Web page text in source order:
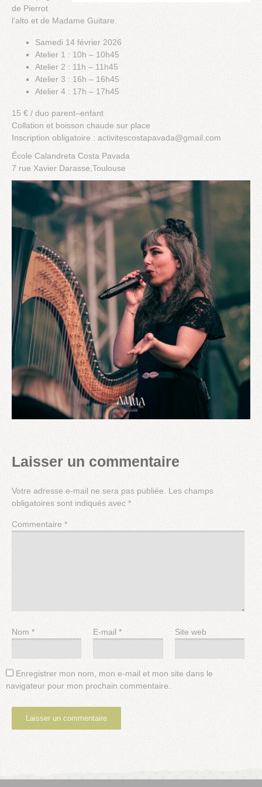
de Pierrot
l’alto et de Madame Guitare.
Samedi 14 février 2026
Atelier 1 : 10h – 10h45
Atelier 2 : 11h – 11h45
Atelier 3 : 16h – 16h45
Atelier 4 : 17h – 17h45
15 € / duo parent–enfant
Collation et boisson chaude sur place
Inscription obligatoire : activitescostapavada@gmail.com
École Calandreta Costa Pavada
7 rue Xavier Darasse,Toulouse
Laisser un commentaire
Votre adresse e-mail ne sera pas publiée. Les champs
obligatoires sont indiqués avec *
Commentaire *
Nom * E-mail* Site web
Enregistrer mon nom, mon e-mail et mon site dans le
navigateur pour mon prochain commentaire.